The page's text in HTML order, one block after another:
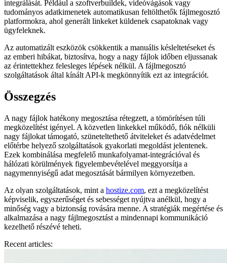
integrálását. Például a szoftverbuildek, videóvágások vagy
tudományos adatkimenetek automatikusan feltölthetők fájlmegosztó
platformokra, ahol generált linkeket küldenek csapatoknak vagy
ügyfeleknek.
Az automatizált eszközök csökkentik a manuális késleltetéseket és
az emberi hibákat, biztosítva, hogy a nagy fájlok időben eljussanak
az érintettekhez felesleges lépések nélkül. A fájlmegosztó
szolgáltatások által kínált API-k megkönnyítik ezt az integrációt.
Összegzés
A nagy fájlok hatékony megosztása rétegzett, a tömörítésen túli
megközelítést igényel. A közvetlen linkekkel működő, fiók nélküli
nagy fájlokat támogató, szüneteltethető átviteleket és adatvédelmet
előtérbe helyező szolgáltatások gyakorlati megoldást jelentenek.
Ezek kombinálása megfelelő munkafolyamat-integrációval és
hálózati körülmények figyelembevételével meggyorsítja a
nagymennyiségű adat megosztását bármilyen környezetben.
Az olyan szolgáltatások, mint a hostize.com, ezt a megközelítést
képviselik, egyszerűséget és sebességet nyújtva anélkül, hogy a
minőség vagy a biztonság rovására menne. A stratégiák megértése és
alkalmazása a nagy fájlmegosztást a mindennapi kommunikáció
kezelhető részévé teheti.
Recent articles: